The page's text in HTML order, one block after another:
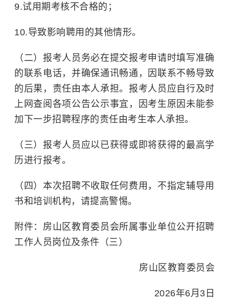
9.试用期考核不合格的；
10.导致影响聘用的其他情形。
（二）报考人员务必在提交报考申请时填写准确
的联系电话，并确保通讯畅通，因联系不畅导致
的后果，责任由本人承担。报考人员应自行及时
上网查阅各项公告公示事宜，因考生原因未能参
加下一步招聘程序的责任由考生本人承担。
（三）报考人员应以已获得或即将获得的最高学
历进行报考。
（四）本次招聘不收取任何费用，不指定辅导用
书和培训机构，请提高警惕。
附件：房山区教育委员会所属事业单位公开招聘
工作人员岗位及条件（三）
房山区教育委员会
2026年6月3日